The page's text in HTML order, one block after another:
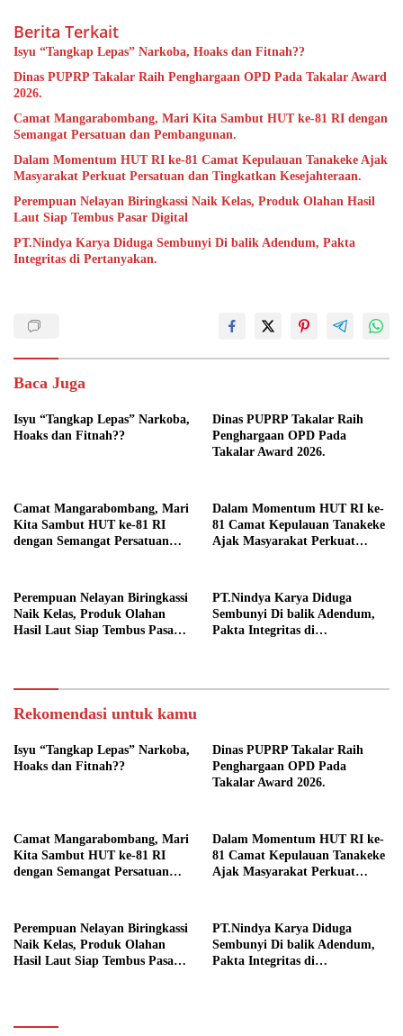
Berita Terkait
Isyu “Tangkap Lepas” Narkoba, Hoaks dan Fitnah??
Dinas PUPRP Takalar Raih Penghargaan OPD Pada Takalar Award
2026.
Camat Mangarabombang, Mari Kita Sambut HUT ke-81 RI dengan
Semangat Persatuan dan Pembangunan.‍
Dalam Momentum HUT RI ke-81 Camat Kepulauan Tanakeke Ajak
Masyarakat Perkuat Persatuan dan Tingkatkan Kesejahteraan.
Perempuan Nelayan Biringkassi Naik Kelas, Produk Olahan Hasil
Laut Siap Tembus Pasar Digital
PT.Nindya Karya Diduga Sembunyi Di balik Adendum, Pakta
Integritas di Pertanyakan.
Baca Juga
Isyu “Tangkap Lepas” Narkoba,
Hoaks dan Fitnah??
Dinas PUPRP Takalar Raih
Penghargaan OPD Pada
Takalar Award 2026.
Camat Mangarabombang, Mari
Kita Sambut HUT ke-81 RI
dengan Semangat Persatuan
Dalam Momentum HUT RI ke-
81 Camat Kepulauan Tanakeke
Ajak Masyarakat Perkuat
Perempuan Nelayan Biringkassi
Naik Kelas, Produk Olahan
Hasil Laut Siap Tembus Pasar
PT.Nindya Karya Diduga
Sembunyi Di balik Adendum,
Pakta Integritas di
Rekomendasi untuk kamu
Isyu “Tangkap Lepas” Narkoba,
Hoaks dan Fitnah??
Dinas PUPRP Takalar Raih
Penghargaan OPD Pada
Takalar Award 2026.
Camat Mangarabombang, Mari
Kita Sambut HUT ke-81 RI
dengan Semangat Persatuan
Dalam Momentum HUT RI ke-
81 Camat Kepulauan Tanakeke
Ajak Masyarakat Perkuat
Perempuan Nelayan Biringkassi
Naik Kelas, Produk Olahan
Hasil Laut Siap Tembus Pasar
PT.Nindya Karya Diduga
Sembunyi Di balik Adendum,
Pakta Integritas di